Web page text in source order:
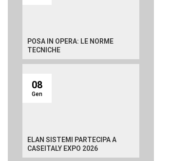
POSA IN OPERA: LE NORME
TECNICHE
08
Gen
ELAN SISTEMI PARTECIPA A
CASEITALY EXPO 2026